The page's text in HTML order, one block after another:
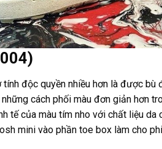
độc quyền nhiều hơn là được bù
cách phối màu đơn giản hơn
tế của màu tím nho với chất liệu da
mini vào phần toe box làm cho